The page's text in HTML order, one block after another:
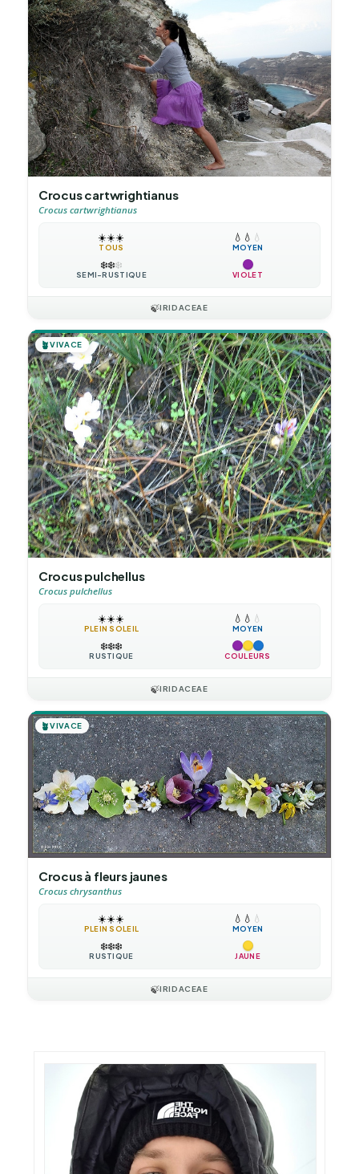
Crocus cartwrightianus
Crocus cartwrightianus
☀️☀️☀️
TOUS
💧 💧 💧
MOYEN
❄️❄️❄️
SEMI-RUSTIQUE VIOLET
🍃IRIDACEAE
🪴VIVACE
Crocus pulchellus
Crocus pulchellus
☀️☀️☀️
PLEIN SOLEIL
💧 💧 💧
MOYEN
❄️❄️❄️
RUSTIQUE COULEURS
🍃IRIDACEAE
🪴VIVACE
Crocus à fleurs jaunes
Crocus chrysanthus
☀️☀️☀️
PLEIN SOLEIL
💧 💧 💧
MOYEN
❄️❄️❄️
RUSTIQUE JAUNE
🍃IRIDACEAE